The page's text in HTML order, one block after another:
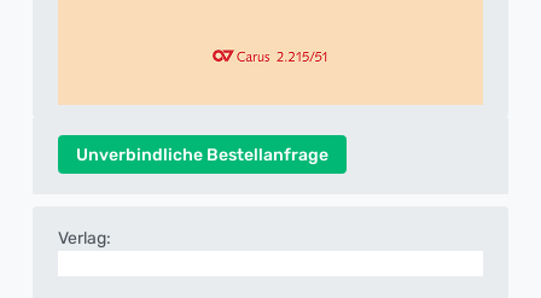
Unverbindliche Bestellanfrage
Verlag: